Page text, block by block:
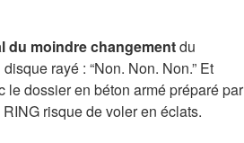
du moindre changementdu
rayé : “Non. Non. Non.” Et
le dossier en béton armé préparé par
risque de voler en éclats.